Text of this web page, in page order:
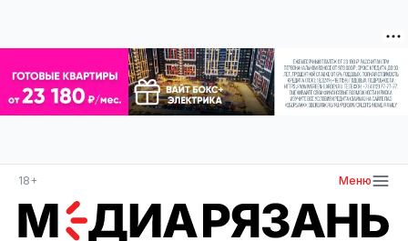
18+ Меню